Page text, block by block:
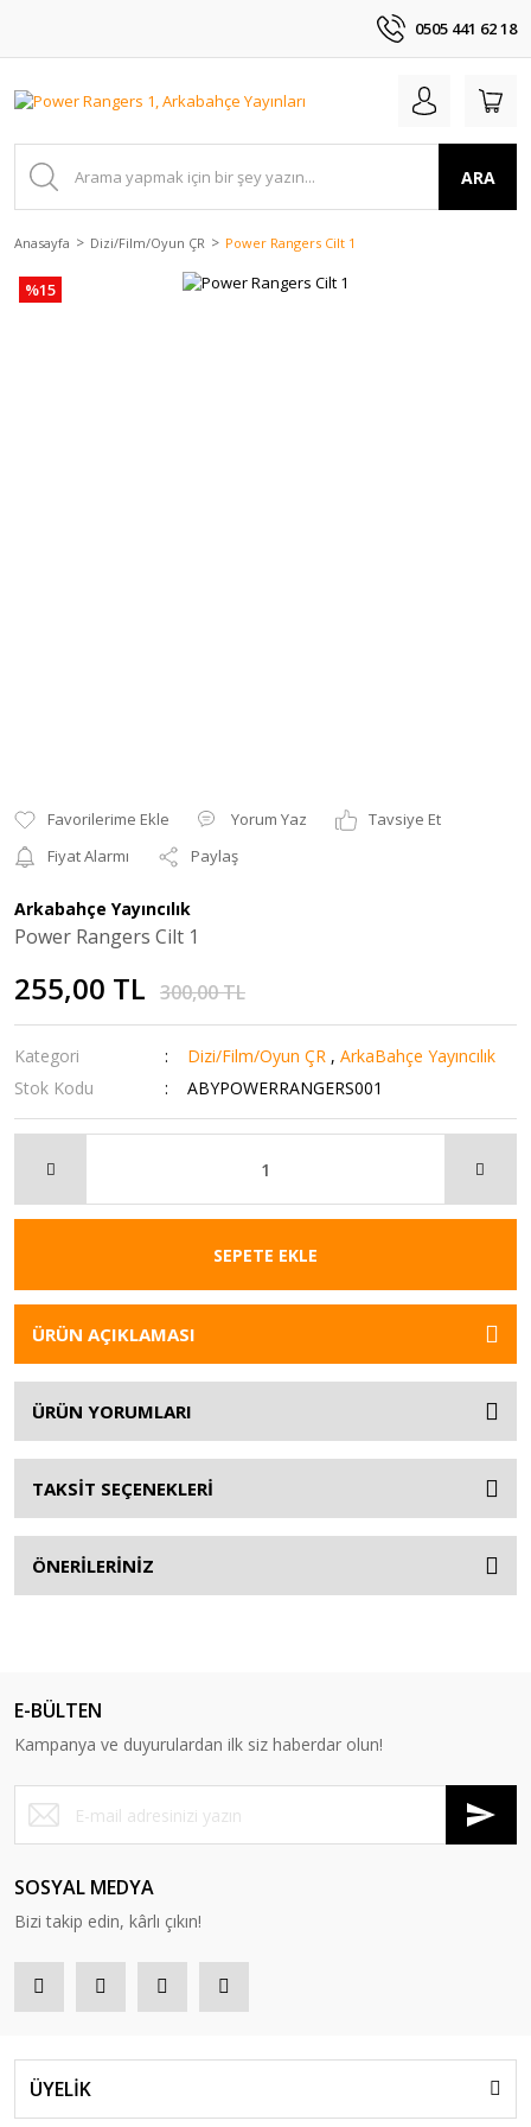
0505 441 62 18
ARA
Anasayfa Dizi/Film/Oyun ÇR Power Rangers Cilt 1
%15
Yorum Yaz
Tavsiye Et
Fiyat Alarmı
Paylaş
Arkabahçe Yayıncılık
Power Rangers Cilt 1
255,00 TL 300,00 TL
Kategori Dizi/Film/Oyun ÇR ,ArkaBahçe Yayıncılık
Stok Kodu
ABYPOWERRANGERS001
SEPETE EKLE
ÜRÜN AÇIKLAMASI
ÜRÜN YORUMLARI
TAKSİT SEÇENEKLERİ
ÖNERİLERİNİZ
E-BÜLTEN
Kampanya ve duyurulardan ilk siz haberdar olun!
SOSYAL MEDYA
Bizi takip edin, kârlı çıkın!
ÜYELİK